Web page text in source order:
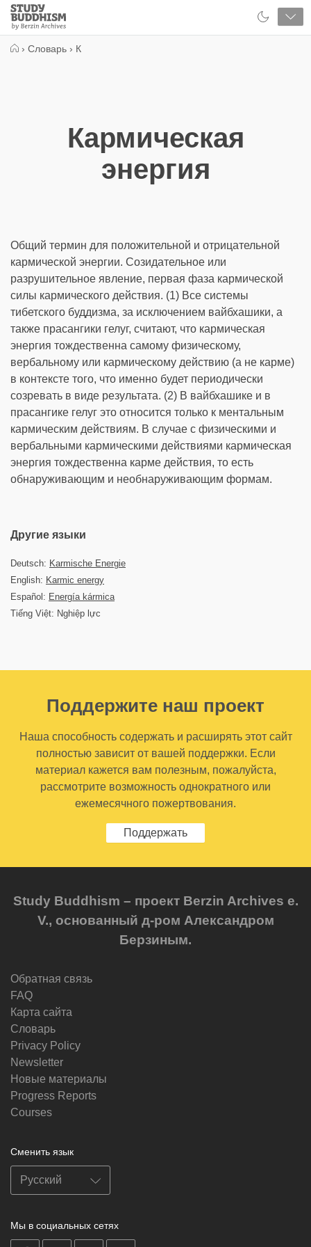
Close
Study
Buddhism
› Словарь › К
Кармическая
энергия
Общий термин для положительной и отрицательной
кармической энергии. Созидательное или
разрушительное явление, первая фаза кармической
силы кармического действия. (1) Все системы
тибетского буддизма, за исключением вайбхашики, а
также прасангики гелуг, считают, что кармическая
энергия тождественна самому физическому,
вербальному или кармическому действию (а не карме)
в контексте того, что именно будет периодически
созревать в виде результата. (2) В вайбхашике и в
прасангике гелуг это относится только к ментальным
кармическим действиям. В случае с физическими и
вербальными кармическими действиями кармическая
энергия тождественна карме действия, то есть
обнаруживающим и необнаруживающим формам.
Другие языки
Deutsch: Karmische Energie
English: Karmic energy
Español: Energía kármica
Tiếng Việt: Nghiệp lực
Поддержите наш проект
Наша способность содержать и расширять этот сайт
полностью зависит от вашей поддержки. Если
материал кажется вам полезным, пожалуйста,
рассмотрите возможность однократного или
ежемесячного пожертвования.
Поддержать
Study Buddhism – проект Berzin Archives e.
V., основанный д-ром Александром
Берзиным.
Обратная связь
FAQ
Карта сайта
Словарь
Privacy Policy
Newsletter
Новые материалы
Progress Reports
Courses
Сменить язык
Мы в социальных сетях